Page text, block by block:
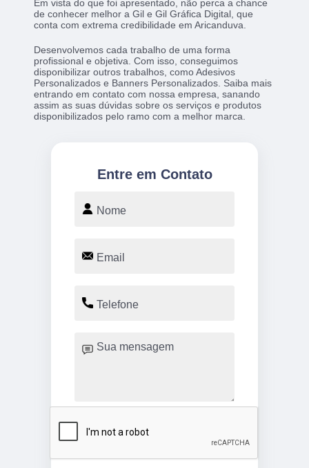
Em vista do que foi apresentado, não perca a chance
de conhecer melhor a Gil e Gil Gráfica Digital, que
conta com extrema credibilidade em Aricanduva.
Desenvolvemos cada trabalho de uma forma
profissional e objetiva. Com isso, conseguimos
disponibilizar outros trabalhos, como Adesivos
Personalizados e Banners Personalizados. Saiba mais
entrando em contato com nossa empresa, sanando
assim as suas dúvidas sobre os serviços e produtos
disponibilizados pelo ramo com a melhor marca.
Entre em Contato